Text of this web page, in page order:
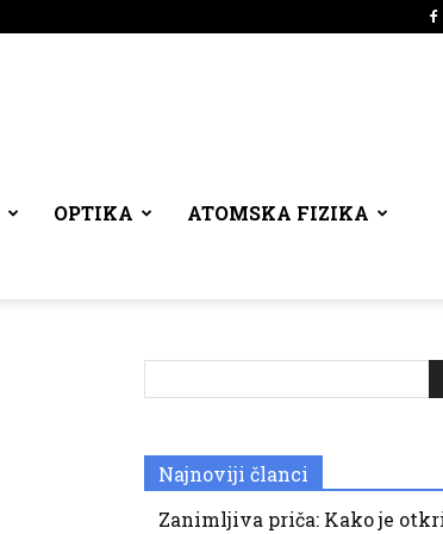
OPTIKA ATOMSKA FIZIKA
Najnoviji članci
Zanimljiva priča: Kako je